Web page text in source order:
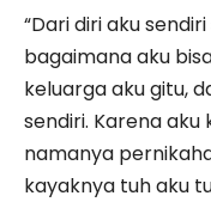
“Dari diri aku
bagaimana aku
keluarga aku gitu,
sendiri. Karena
namanya
kayaknya tuh aku